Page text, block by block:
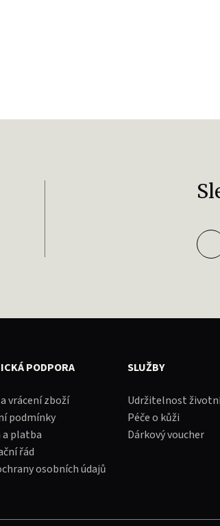
PODPORA
vrácení zboží
podmínky
a platba
řád
osobních údajů
SLUŽBY
Udržitelnost
Péče o kůži
Dárkový voucher